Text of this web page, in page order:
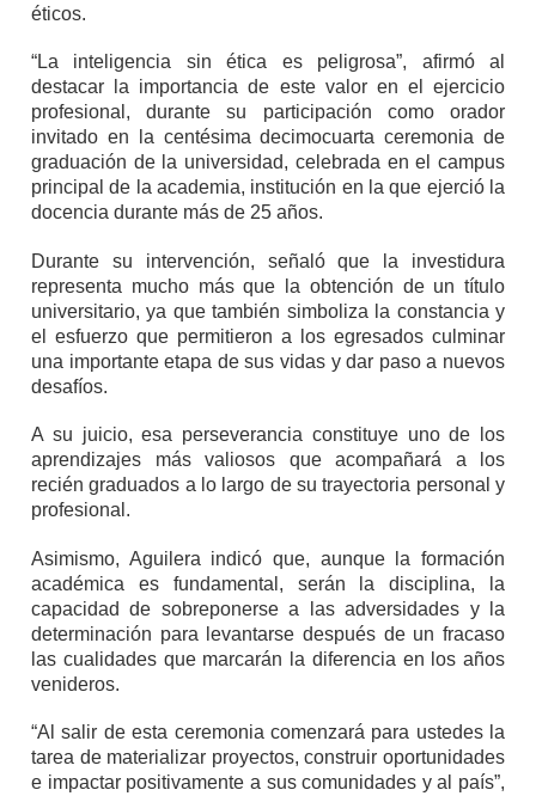
éticos.
“La inteligencia sin ética es peligrosa”, afirmó al
destacar la importancia de este valor en el ejercicio
profesional, durante su participación como orador
invitado en la centésima decimocuarta ceremonia de
graduación de la universidad, celebrada en el campus
principal de la academia, institución en la que ejerció la
docencia durante más de 25 años.
Durante su intervención, señaló que la investidura
representa mucho más que la obtención de un título
universitario, ya que también simboliza la constancia y
el esfuerzo que permitieron a los egresados culminar
una importante etapa de sus vidas y dar paso a nuevos
desafíos.
A su juicio, esa perseverancia constituye uno de los
aprendizajes más valiosos que acompañará a los
recién graduados a lo largo de su trayectoria personal y
profesional.
Asimismo, Aguilera indicó que, aunque la formación
académica es fundamental, serán la disciplina, la
capacidad de sobreponerse a las adversidades y la
determinación para levantarse después de un fracaso
las cualidades que marcarán la diferencia en los años
venideros.
“Al salir de esta ceremonia comenzará para ustedes la
tarea de materializar proyectos, construir oportunidades
e impactar positivamente a sus comunidades y al país”,